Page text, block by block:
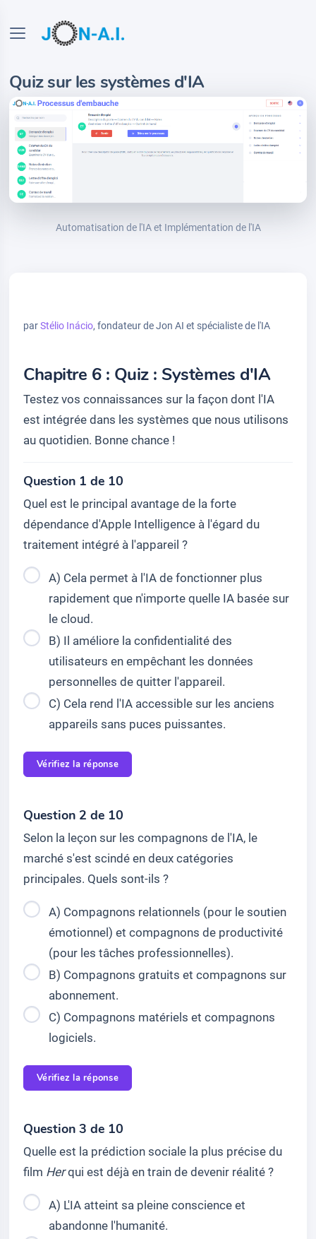
Quiz sur les systèmes d'IA
Automatisation de l'IA et Implémentation de l'IA
parStélio Inácio, fondateur de Jon AI et spécialiste de l'IA
Chapitre 6 : Quiz : Systèmes d'IA
Testez vos connaissances sur la façon dont l'IA
est intégrée dans les systèmes que nous utilisons
au quotidien. Bonne chance !
Question 1 de 10
Quel est le principal avantage de la forte
dépendance d'Apple Intelligence à l'égard du
traitement intégré à l'appareil ?
A) Cela permet à l'IA de fonctionner plus
rapidement que n'importe quelle IA basée sur
le cloud.
B) Il améliore la confidentialité des
utilisateurs en empêchant les données
personnelles de quitter l'appareil.
C) Cela rend l'IA accessible sur les anciens
appareils sans puces puissantes.
Vérifiez la réponse
Question 2 de 10
Selon la leçon sur les compagnons de l'IA, le
marché s'est scindé en deux catégories
principales. Quels sont-ils ?
A) Compagnons relationnels (pour le soutien
émotionnel) et compagnons de productivité
(pour les tâches professionnelles).
B) Compagnons gratuits et compagnons sur
abonnement.
C) Compagnons matériels et compagnons
logiciels.
Vérifiez la réponse
Question 3 de 10
Quelle est la prédiction sociale la plus précise du
film Herqui est déjà en train de devenir réalité ?
A) L'IA atteint sa pleine conscience et
abandonne l'humanité.